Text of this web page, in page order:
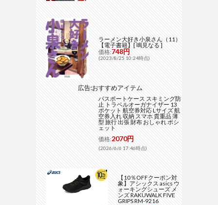
ラーメン大好き小泉さん（11）
【電子書籍】[ 鳴見なる ]
価格:748円
(2023/8/25 10:24時点)
広告:おすすめアイテム
パスポートケース スキミング防
止 トラベルオーガナイザー 13
ポケット 航空券対応 Lサイズ 航
空券入れ 収納 スマホ 貴重品 薄
型 旅行 出張 財布 おしゃれ ポシ
ェット
価格:2070円
(2026/6/6 17:46時点)
【10％OFFクーポン対
象】アシックス asics ウ
ォーキングシューズ メ
ンズ RAKUWALK FIVE
GRIPS RM-9216